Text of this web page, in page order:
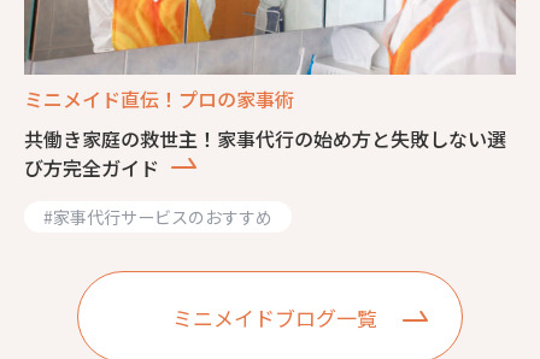
ミニメイド直伝！プロの家事術
共働き家庭の救世主！家事代行の始め方と失敗しない選
び方完全ガイド
#家事代行サービスのおすすめ
ミニメイドブログ一覧